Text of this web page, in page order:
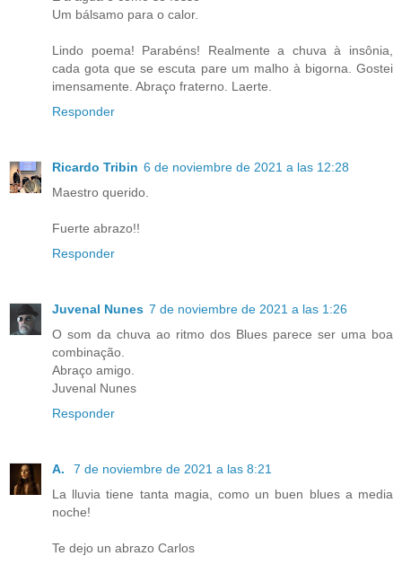
Um bálsamo para o calor.
Lindo poema! Parabéns! Realmente a chuva à insônia,
cada gota que se escuta pare um malho à bigorna. Gostei
imensamente. Abraço fraterno. Laerte.
Responder
Ricardo Tribin 6 de noviembre de 2021 a las 12:28
Maestro querido.
Fuerte abrazo!!
Responder
Juvenal Nunes 7 de noviembre de 2021 a las 1:26
O som da chuva ao ritmo dos Blues parece ser uma boa
combinação.
Abraço amigo.
Juvenal Nunes
Responder
A.
7 de noviembre de 2021 a las 8:21
La lluvia tiene tanta magia, como un buen blues a media
noche!
Te dejo un abrazo Carlos